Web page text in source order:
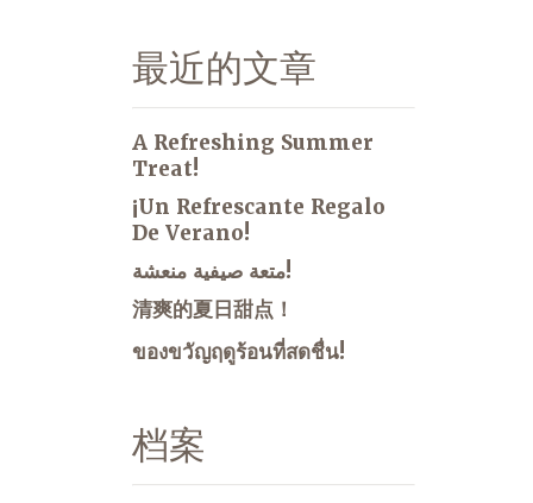
最近的文章
A Refreshing Summer
Treat!
¡Un Refrescante Regalo
De Verano!
متعة صيفية منعشة!
清爽的夏日甜点！
ของขวัญฤดูร้อนที่สดชื่น!
档案